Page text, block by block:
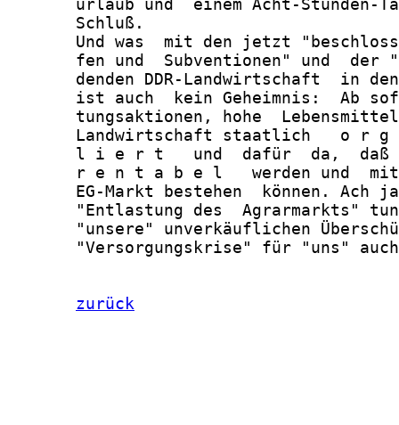
urlaub und  einem Acht-Stunden-
       Schluß.
Und was  mit den jetzt
fen und  Subventionen" und  der
denden DDR-Landwirtschaft  in
ist auch  kein Geheimnis:  Ab
tungsaktionen, hohe
Landwirtschaft staatlich   o r
l i e r t   und  dafür  da,
r e n t a b e l   werden und
EG-Markt bestehen  können. Ach
"Entlastung des  Agrarmarkts"
"unsere" unverkäuflichen
"Versorgungskrise" für "uns"
zurück